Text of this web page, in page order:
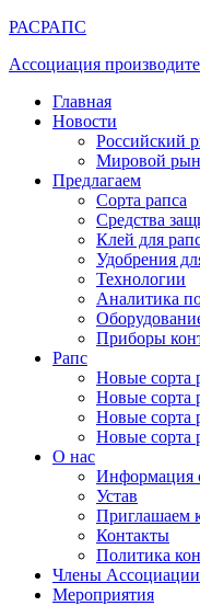
РАСРАПС
Ассоциация
Главная
Новости
Российский
Мировой
Предлагаем
Сорта рапса
Средства
Клей для
Удобрения
Технологии
Аналитика
Приборы
Рапс
Новые сорта
Новые сорта
Новые сорта
Новые сорта
О нас
Информация
Устав
Приглашаем
Контакты
Политика
Члены Ассоциации
Мероприятия